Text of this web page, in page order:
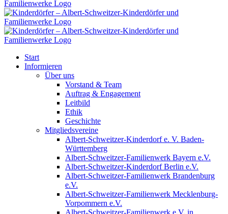
Start
Informieren
Über uns
Vorstand & Team
Auftrag & Engagement
Leitbild
Ethik
Geschichte
Mitgliedsvereine
Albert-Schweitzer-Kinderdorf e. V. Baden-
Württemberg
Albert-Schweitzer-Familienwerk Bayern e.V.
Albert-Schweitzer-Kinderdorf Berlin e.V.
Albert-Schweitzer-Familienwerk Brandenburg
e.V.
Albert-Schweitzer-Familienwerk Mecklenburg-
Vorpommern e.V.
Albert-Schweitzer-Familienwerk e.V. in